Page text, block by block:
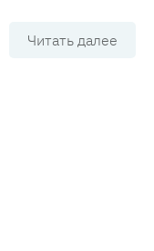
Читать далее